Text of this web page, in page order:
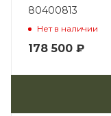
80400813
Нет в наличии
178 500 ₽